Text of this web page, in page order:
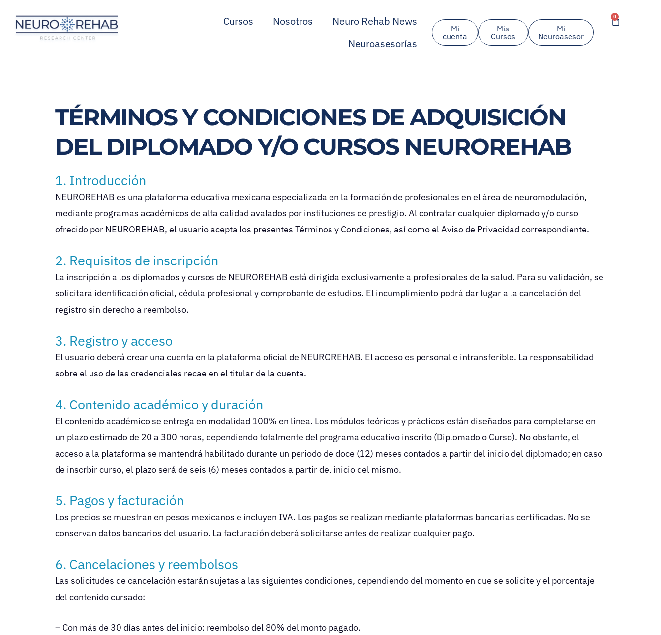
contenido
Cursos Nosotros
Neuro Rehab News
Neuroasesorías
Mi
cuenta
Mis
Cursos
Mi
Neuroasesor
0
Cart
TÉRMINOS Y CONDICIONES DE ADQUISICIÓN
DEL DIPLOMADO Y/O CURSOS NEUROREHAB
1. Introducción
NEUROREHAB es una plataforma educativa mexicana especializada en la formación de profesionales en el área de neuromodulación,
mediante programas académicos de alta calidad avalados por instituciones de prestigio. Al contratar cualquier diplomado y/o curso
ofrecido por NEUROREHAB, el usuario acepta los presentes Términos y Condiciones, así como el Aviso de Privacidad correspondiente.
2. Requisitos de inscripción
La inscripción a los diplomados y cursos de NEUROREHAB está dirigida exclusivamente a profesionales de la salud. Para su validación, se
solicitará identificación oficial, cédula profesional y comprobante de estudios. El incumplimiento podrá dar lugar a la cancelación del
registro sin derecho a reembolso.
3. Registro y acceso
El usuario deberá crear una cuenta en la plataforma oficial de NEUROREHAB. El acceso es personal e intransferible. La responsabilidad
sobre el uso de las credenciales recae en el titular de la cuenta.
4. Contenido académico y duración
El contenido académico se entrega en modalidad 100% en línea. Los módulos teóricos y prácticos están diseñados para completarse en
un plazo estimado de 20 a 300 horas, dependiendo totalmente del programa educativo inscrito (Diplomado o Curso). No obstante, el
acceso a la plataforma se mantendrá habilitado durante un periodo de doce (12) meses contados a partir del inicio del diplomado; en caso
de inscrbir curso, el plazo será de seis (6) meses contados a partir del inicio del mismo.
5. Pagos y facturación
Los precios se muestran en pesos mexicanos e incluyen IVA. Los pagos se realizan mediante plataformas bancarias certificadas. No se
conservan datos bancarios del usuario. La facturación deberá solicitarse antes de realizar cualquier pago.
6. Cancelaciones y reembolsos
Las solicitudes de cancelación estarán sujetas a las siguientes condiciones, dependiendo del momento en que se solicite y el porcentaje
del contenido cursado:
– Con más de 30 días antes del inicio: reembolso del 80% del monto pagado.